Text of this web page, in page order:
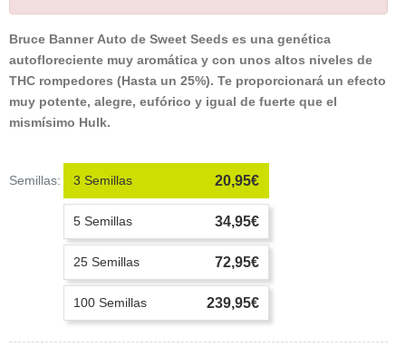
Bruce Banner Auto de Sweet Seeds es una genética
autofloreciente muy aromática y con unos altos niveles de
THC rompedores (Hasta un 25%). Te proporcionará un efecto
muy potente, alegre, eufórico y igual de fuerte que el
mismísimo Hulk.
Semillas: 3 Semillas 20,95€
5 Semillas 34,95€
25 Semillas 72,95€
100 Semillas 239,95€